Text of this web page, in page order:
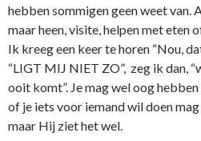
hebben sommigen geen weet van.
maar heen, visite, helpen met eten
Ik kreeg een keer te horen “Nou,
“LIGT MIJ NIET ZO”, zeg ik dan,
ooit komt”. Je mag wel oog
of je iets voor iemand wil doen
maar Hij ziet het wel.